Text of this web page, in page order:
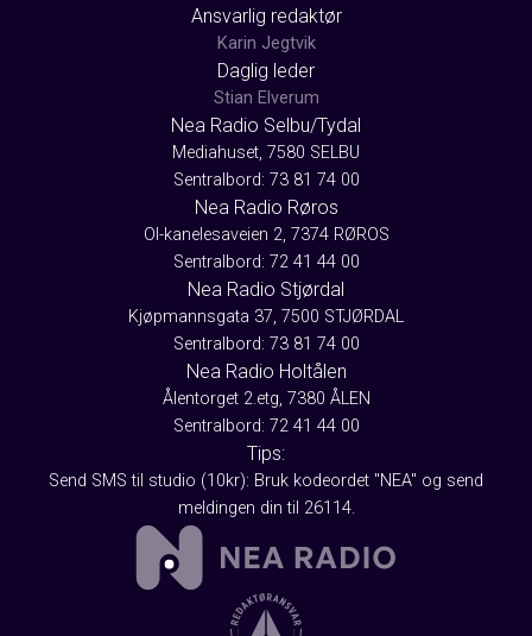
Ansvarlig redaktør
Karin Jegtvik
Daglig leder
Stian Elverum
Nea Radio Selbu/Tydal
Mediahuset, 7580 SELBU
Sentralbord: 73 81 74 00
Nea Radio Røros
Ol-kanelesaveien 2, 7374 RØROS
Sentralbord: 72 41 44 00
Nea Radio Stjørdal
Kjøpmannsgata 37, 7500 STJØRDAL
Sentralbord: 73 81 74 00
Nea Radio Holtålen
Ålentorget 2.etg, 7380 ÅLEN
Sentralbord: 72 41 44 00
Tips:
Send SMS til studio (10kr): Bruk kodeordet "NEA" og send
meldingen din til 26114.